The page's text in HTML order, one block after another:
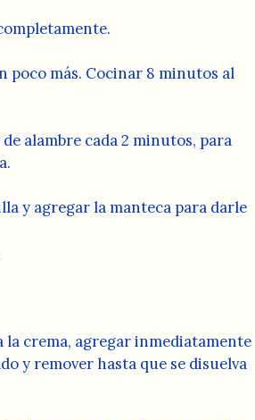
poco más. Cocinar 8 minutos al
alambre cada 2 minutos, para
y agregar la manteca para darle
la crema, agregar inmediatamente
y remover hasta que se disuelva